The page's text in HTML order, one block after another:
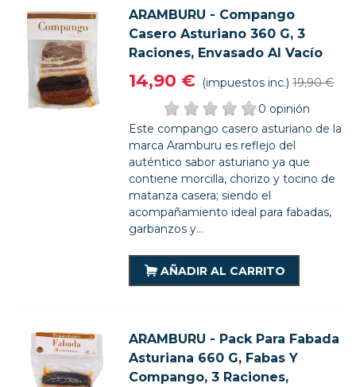
ARAMBURU - Compango
Casero Asturiano 360 G, 3
Raciones, Envasado Al Vacío
14,90 € (impuestos inc.) 19,90 €
0 opinión
Este compango casero asturiano de la
marca Aramburu es reflejo del
auténtico sabor asturiano ya que
contiene morcilla, chorizo y tocino de
matanza casera; siendo el
acompañamiento ideal para fabadas,
garbanzos y...
AÑADIR AL CARRITO
ARAMBURU - Pack Para Fabada
Asturiana 660 G, Fabas Y
Compango, 3 Raciones,